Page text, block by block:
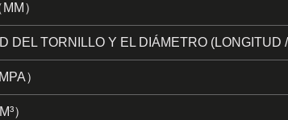
）
DEL TORNILLO Y EL DIÁMETRO (LONGITUD
）
）